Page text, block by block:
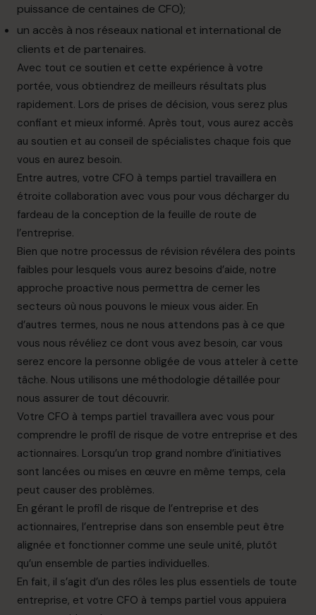
puissance de centaines de CFO);
un accès à nos réseaux national et international de
clients et de partenaires.
Avec tout ce soutien et cette expérience à votre
portée, vous obtiendrez de meilleurs résultats plus
rapidement. Lors de prises de décision, vous serez plus
confiant et mieux informé. Après tout, vous aurez accès
au soutien et au conseil de spécialistes chaque fois que
vous en aurez besoin.
Entre autres, votre CFO à temps partiel travaillera en
étroite collaboration avec vous pour vous décharger du
fardeau de la conception de la feuille de route de
l’entreprise.
Bien que notre processus de révision révélera des points
faibles pour lesquels vous aurez besoins d’aide, notre
approche proactive nous permettra de cerner les
secteurs où nous pouvons le mieux vous aider. En
d’autres termes, nous ne nous attendons pas à ce que
vous nous révéliez ce dont vous avez besoin, car vous
serez encore la personne obligée de vous atteler à cette
tâche. Nous utilisons une méthodologie détaillée pour
nous assurer de tout découvrir.
Votre CFO à temps partiel travaillera avec vous pour
comprendre le profil de risque de votre entreprise et des
actionnaires. Lorsqu’un trop grand nombre d’initiatives
sont lancées ou mises en œuvre en même temps, cela
peut causer des problèmes.
En gérant le profil de risque de l’entreprise et des
actionnaires, l’entreprise dans son ensemble peut être
alignée et fonctionner comme une seule unité, plutôt
qu’un ensemble de parties individuelles.
En fait, il s’agit d’un des rôles les plus essentiels de toute
entreprise, et votre CFO à temps partiel vous appuiera